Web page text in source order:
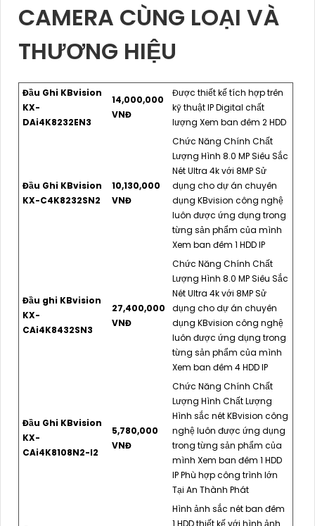
CAMERA CÙNG LOẠI VÀ
THƯƠNG HIỆU
Đầu Ghi KBvision
KX-
DAi4K8232EN3
14,000,000
VNĐ
Được thiết kế tích hợp trên
kỹ thuật IP Digital chất
lượng Xem ban đêm 2 HDD
Đầu Ghi KBvision
KX-C4K8232SN2
10,130,000
VNĐ
Chức Năng Chính Chất
Lượng Hình 8.0 MP Siêu Sắc
Nét Ultra 4k với 8MP Sử
dụng cho dự án chuyên
dụng KBvision công nghệ
luôn được ứng dụng trong
từng sản phẩm của mình
Xem ban đêm 1 HDD IP
Đầu ghi KBvision
KX-
CAi4K8432SN3
27,400,000
VNĐ
Chức Năng Chính Chất
Lượng Hình 8.0 MP Siêu Sắc
Nét Ultra 4k với 8MP Sử
dụng cho dự án chuyên
dụng KBvision công nghệ
luôn được ứng dụng trong
từng sản phẩm của mình
Xem ban đêm 4 HDD IP
Đầu Ghi KBvision
KX-
CAi4K8108N2-I2
5,780,000
VNĐ
Chức Năng Chính Chất
Lượng Hình Chất Lượng
Hình sắc nét KBvision công
nghệ luôn được ứng dụng
trong từng sản phẩm của
mình Xem ban đêm 1 HDD
IP Phù hợp công trình lớn
Tại An Thành Phát
Hình ảnh sắc nét ban đêm
1 HDD thiết kế với hình ảnh